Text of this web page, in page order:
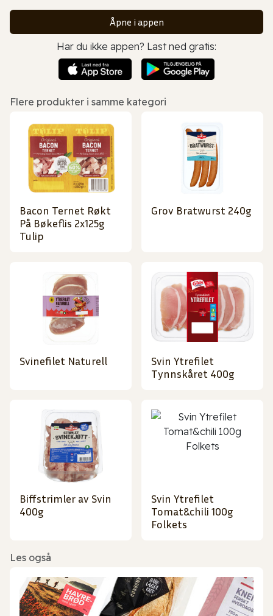
Åpne i appen
Har du ikke appen? Last ned gratis:
Flere produkter i samme kategori
Bacon Ternet Røkt
På Bøkeflis 2x125g
Tulip
Grov Bratwurst 240g
Svinefilet Naturell
Svin Ytrefilet
Tynnskåret 400g
Biffstrimler av Svin
400g
Svin Ytrefilet
Tomat&chili 100g
Folkets
Les også